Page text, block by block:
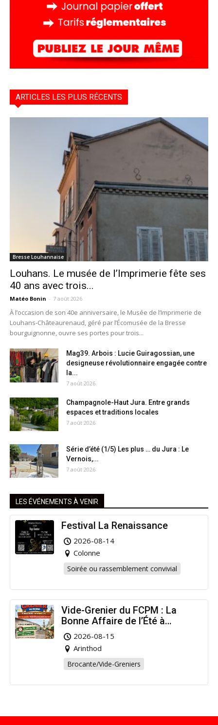
ARTICLES LES PLUS RÉCENTS
Bresse Louhannaise
Louhans. Le musée de l’Imprimerie fête ses
40 ans avec trois...
Matéo Bonin - 7 août 2026
À l’occasion de son 40e anniversaire, le Musée de l’Imprimerie de
Louhans-Châteaurenaud, géré par l’Écomusée de la Bresse
bourguignonne, ouvre ses portes pour trois...
Mag39. Arbois : Lucie Guiragossian, une
designeuse révolutionnaire engagée contre
la...
7 août 2026
Champagnole-Haut Jura. Entre grands
espaces et traditions locales
7 août 2026
Série d’été (1/5) Les plus … du Jura : Le
Vernois,...
7 août 2026
LES ÉVÉNEMENTS À VENIR
Festival La Renaissance
2026-08-14
Colonne
Soirée ou rassemblement convivial
Vide-Grenier du FCPM : La
Bonne Affaire de l’Été à
Arinthod !
2026-08-15
Arinthod
Brocante/Vide-Greniers